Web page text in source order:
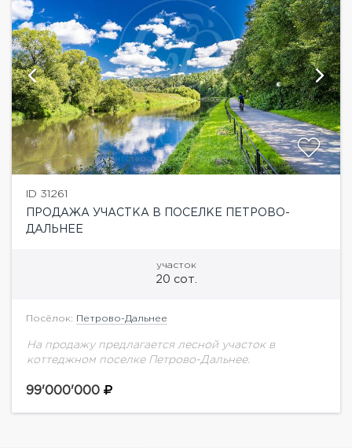
ID 31261
ПРОДАЖА УЧАСТКА В ПОСЕЛКЕ ПЕТРОВО-
ДАЛЬНЕЕ
участок
20 сот.
Посёлок: Петрово-Дальнее
На продажу предлагается лесной участок в
коттеджном поселке Петрово-Дальнее.
99'000'000